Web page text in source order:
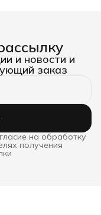
и новости и
заказ
на обработку
получения